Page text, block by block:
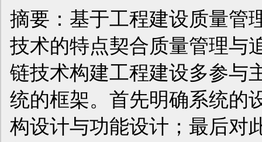
摘要：基于工程建设质量管
技术的特点契合质量管理与
链技术构建工程建设多参与
统的框架。首先明确系统的
构设计与功能设计；最后对